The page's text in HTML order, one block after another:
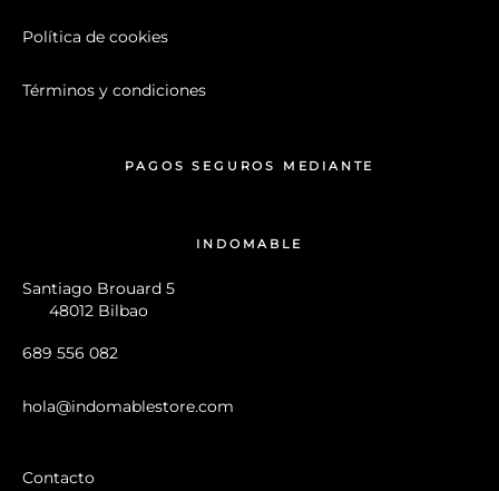
Política de cookies
Términos y condiciones
PAGOS SEGUROS MEDIANTE
INDOMABLE
Santiago Brouard 5
48012 Bilbao
689 556 082
hola@indomablestore.com
Contacto